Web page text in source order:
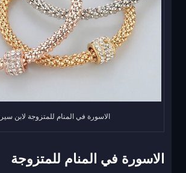
الاسورة في المنام للمتزوجة لابن
الاسورة في المنام للمتزوجة